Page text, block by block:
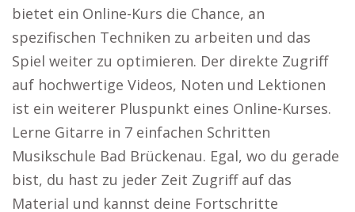
bietet ein Online-Kurs die Chance, an
spezifischen Techniken zu arbeiten und das
Spiel weiter zu optimieren. Der direkte Zugriff
auf hochwertige Videos, Noten und Lektionen
ist ein weiterer Pluspunkt eines Online-Kurses.
Lerne Gitarre in 7 einfachen Schritten
Musikschule Bad Brückenau. Egal, wo du gerade
bist, du hast zu jeder Zeit Zugriff auf das
Material und kannst deine Fortschritte